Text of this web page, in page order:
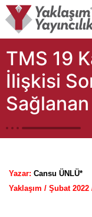
TMS 19
İlişkisi
Yazar: Cansu ÜNLÜ*
Yaklaşım / Şubat 2022